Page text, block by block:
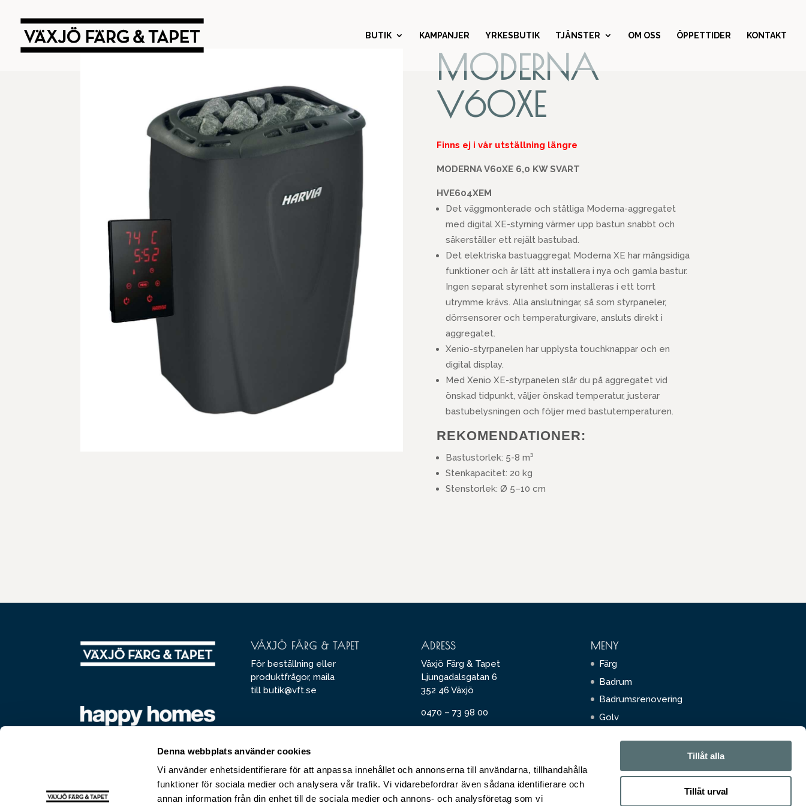
Denna webbplats använder cookies
Vi använder enhetsidentifierare för att anpassa innehållet och annonserna till användarna, tillhandahålla
funktioner för sociala medier och analysera vår trafik. Vi vidarebefordrar även sådana identifierare och
annan information från din enhet till de sociala medier och annons- och analysföretag som vi
Tillåt alla
Tillåt urval
BUTIK KAMPANJER YRKESBUTIK TJÄNSTER OM OSS ÖPPETTIDER KONTAKT
MODERNA
V60XE
Finns ej i vår utställning längre
MODERNA V60XE 6,0 KW SVART
HVE604XEM
Det väggmonterade och ståtliga Moderna-aggregatet
med digital XE-styrning värmer upp bastun snabbt och
säkerställer ett rejält bastubad.
Det elektriska bastuaggregat Moderna XE har mångsidiga
funktioner och är lätt att installera i nya och gamla bastur.
Ingen separat styrenhet som installeras i ett torrt
utrymme krävs. Alla anslutningar, så som styrpaneler,
dörrsensorer och temperaturgivare, ansluts direkt i
aggregatet.
Xenio-styrpanelen har upplysta touchknappar och en
digital display.
Med Xenio XE-styrpanelen slår du på aggregatet vid
önskad tidpunkt, väljer önskad temperatur, justerar
bastubelysningen och följer med bastutemperaturen.
REKOMENDATIONER:
Bastustorlek: 5-8 m³
Stenkapacitet: 20 kg
Stenstorlek: Ø 5–10 cm
VÄXJÖ FÄRG & TAPET
För beställning eller
produktfrågor, maila
till butik@vft.se
För offerter på arbete inom
måleri eller golvvälggning, maila
tillinfo@vft.se
ADRESS
Växjö Färg & Tapet
Ljungadalsgatan 6
352 46 Växjö
0470 – 73 98 00
Lördag – Söndag 09-14
MENY
Färg
Badrum
Badrumsrenovering
Golv
Solskydd